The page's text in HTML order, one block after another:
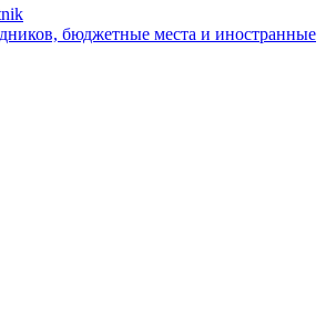
бюджетные места и иностранные